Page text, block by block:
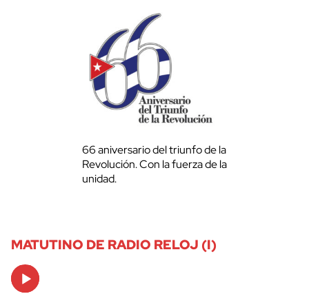
66 aniversario del triunfo de la
Revolución. Con la fuerza de la
unidad.
MATUTINO DE RADIO RELOJ (I)
Audio
Player